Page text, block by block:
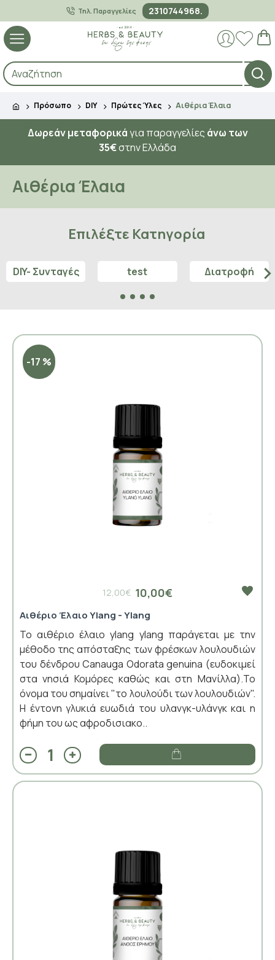
Τηλ. Παραγγελίες 2310744968.
Πρόσωπο DIY Πρώτες Ύλες Αιθέρια Έλαια
Δωρεάν μεταφορικάγια παραγγελίες άνω των
35€στην Ελλάδα
Αιθέρια Έλαια
Επιλέξτε Κατηγορία
DIY- Συνταγές test Διατροφή
-17 %
10,00€
12,00€
Αιθέριο Έλαιο Ylang - Ylang
Το αιθέριο έλαιο ylang ylang παράγεται με την
μέθοδο της απόσταξης των φρέσκων λουλουδιών
του δένδρου Canauga Odorata genuina (ευδοκιμεί
στα νησιά Κομόρες καθώς και στη Μανίλλα).Το
όνομα του σημαίνει "το λουλούδι των λουλουδιών".
Η έντονη γλυκιά ευωδιά του υλανγκ-υλάνγκ και η
φήμη του ως αφροδισιακο..